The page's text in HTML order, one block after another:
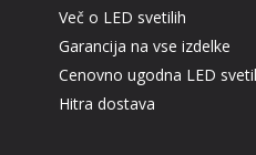
Več o LED svetilih
Garancija na vse izdelke
Cenovno ugodna LED
Hitra dostava